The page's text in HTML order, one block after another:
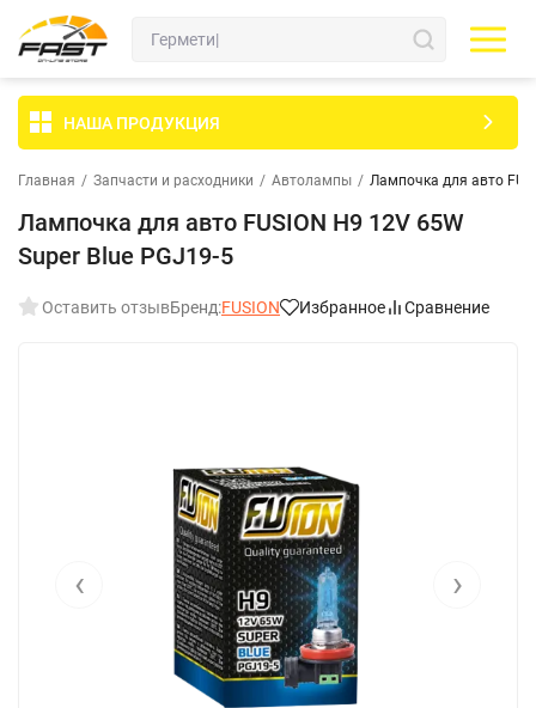
НАША ПРОДУКЦИЯ
Главная / Запчасти и расходники / Автолампы / Лампочка для авто
Лампочка для авто FUSION H9 12V 65W
Super Blue PGJ19-5
Оставить отзывБренд:FUSION Избранное Сравнение
‹ ›